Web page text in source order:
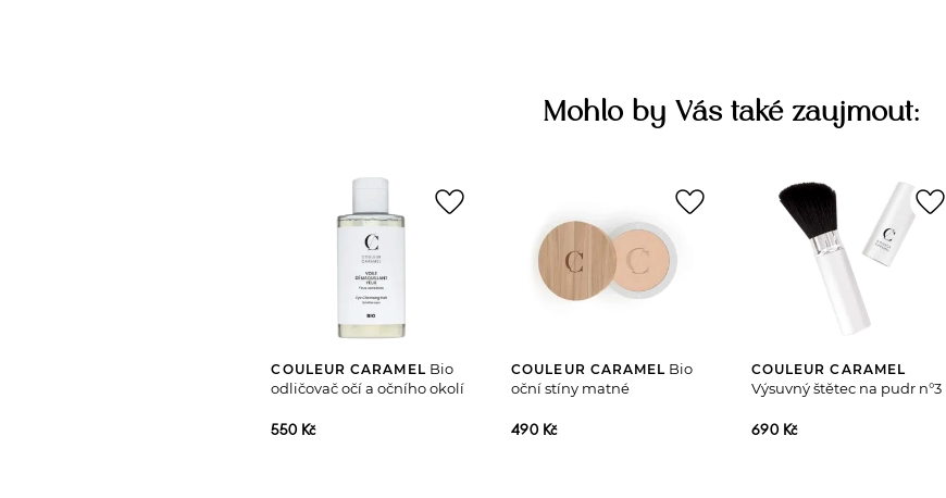
Mohlo by Vás také zaujmout:
COULEUR CARAMEL Bio
odličovač očí a očního okolí
550 Kč
favorite_border
COULEUR CARAMEL Bio
oční stíny matné
490 Kč
favorite_border
COULEUR CARAMEL
Výsuvný štětec na pudr n°3
690 Kč
favorite_border